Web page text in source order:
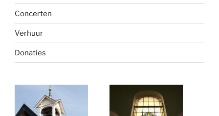
Concerten
Verhuur
Donaties